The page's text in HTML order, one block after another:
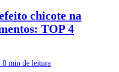
chicote na
TOP 4
8 min de leitura